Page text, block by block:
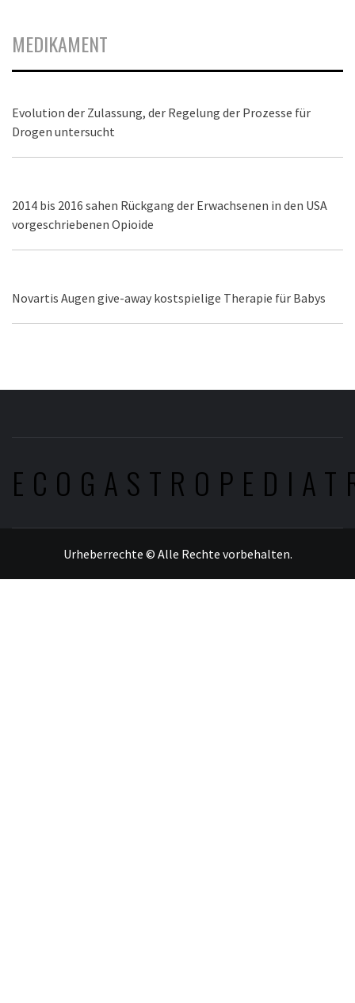
MEDIKAMENT
Evolution der Zulassung, der Regelung der Prozesse für
Drogen untersucht
2014 bis 2016 sahen Rückgang der Erwachsenen in den USA
vorgeschriebenen Opioide
Novartis Augen give-away kostspielige Therapie für Babys
Urheberrechte © Alle Rechte vorbehalten.